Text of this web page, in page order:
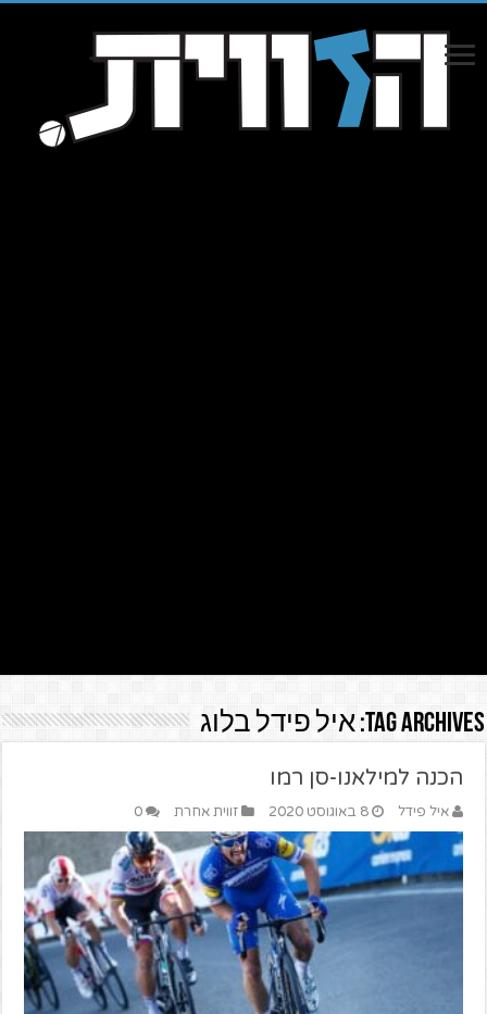
Tag Archives: איל פידל בלוג
הכנה למילאנו-סן רמו
איל פידל 8 באוגוסט 2020 זווית אחרת 0